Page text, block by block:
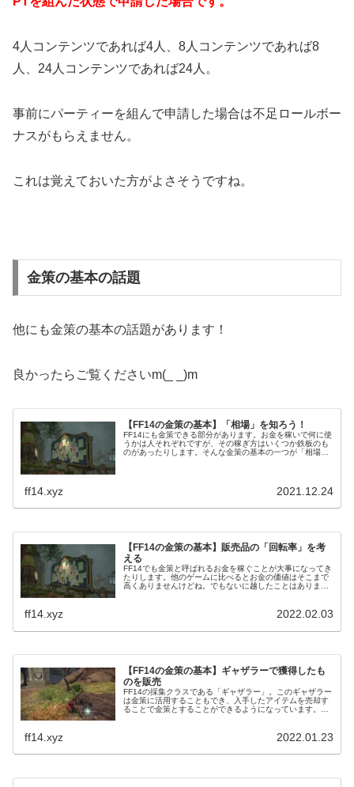
4人コンテンツであれば4人、8人コンテンツであれば8
人、24人コンテンツであれば24人。
事前にパーティーを組んで申請した場合は不足ロールボー
ナスがもらえません。
これは覚えておいた方がよさそうですね。
金策の基本の話題
他にも金策の基本の話題があります！
良かったらご覧くださいm(_ _)m
【FF14の金策の基本】「相場」を知ろう！
FF14にも金策できる部分があります。お金を稼いで何に使
うかは人それぞれですが、その稼ぎ方はいくつか鉄板のも
のがあったりします。そんな金策の基本の一つが「相場を
ff14.xyz 2021.12.24
【FF14の金策の基本】販売品の「回転率」を考
える
FF14でも金策と呼ばれるお金を稼ぐことが大事になってき
たりします。他のゲームに比べるとお金の価値はそこまで
高くありませんけどね。でもないに越したことはありませ
ff14.xyz 2022.02.03
【FF14の金策の基本】ギャザラーで獲得したも
のを販売
FF14の採集クラスである「ギャザラー」。このギャザラー
は金策に活用することもでき、入手したアイテムを売却す
ることで金策とすることができるようになっています。こ
ff14.xyz 2022.01.23